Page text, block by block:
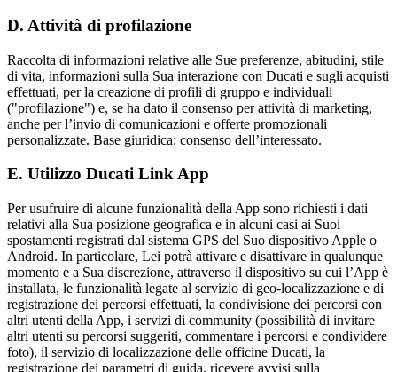
D. Attività di profilazione
Raccolta di informazioni relative alle Sue preferenze, abitudini, stile
di vita, informazioni sulla Sua interazione con Ducati e sugli acquisti
effettuati, per la creazione di profili di gruppo e individuali
("profilazione") e, se ha dato il consenso per attività di marketing,
anche per l’invio di comunicazioni e offerte promozionali
personalizzate. Base giuridica: consenso dell’interessato.
E. Utilizzo Ducati Link App
Per usufruire di alcune funzionalità della App sono richiesti i dati
relativi alla Sua posizione geografica e in alcuni casi ai Suoi
spostamenti registrati dal sistema GPS del Suo dispositivo Apple o
Android. In particolare, Lei potrà attivare e disattivare in qualunque
momento e a Sua discrezione, attraverso il dispositivo su cui l’App è
installata, le funzionalità legate al servizio di geo-localizzazione e di
registrazione dei percorsi effettuati, la condivisione dei percorsi con
altri utenti della App, i servizi di community (possibilità di invitare
altri utenti su percorsi suggeriti, commentare i percorsi e condividere
foto), il servizio di localizzazione delle officine Ducati, la
registrazione dei parametri di guida, ricevere avvisi sulla